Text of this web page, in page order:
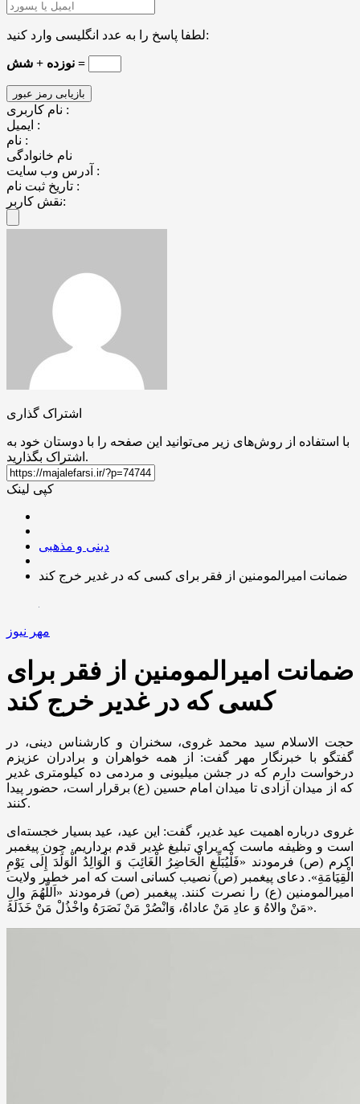
لطفا پاسخ را به عدد انگلیسی وارد کنید:
نوزده + شش =
نام کاربری :
ایمیل :
نام :
نام خانوادگی
آدرس وب سایت :
تاریخ ثبت نام :
نقش کاربر:
اشتراک گذاری
با استفاده از روش‌های زیر می‌توانید این صفحه را با دوستان خود به
اشتراک بگذارید.
کپی لینک
دینی و مذهبی
ضمانت امیرالمومنین از فقر برای کسی که در غدیر خرج کند
مهر نیوز
ضمانت امیرالمومنین از فقر برای
کسی که در غدیر خرج کند
حجت الاسلام سید محمد غروی، سخنران و کارشناس دینی، در
گفتگو با خبرنگار مهر گفت: از همه خواهران و برادران عزیزم
درخواست دارم که در جشن میلیونی و مردمی ده کیلومتری غدیر
که از میدان آزادی تا میدان امام حسین (ع) برقرار است، حضور پیدا
کنند.
غروی درباره اهمیت عید غدیر، گفت: این عید، عید بسیار خجسته‌ای
است و وظیفه ماست که برای تبلیغ غدیر قدم برداریم. چون پیغمبر
اکرم (ص) فرمودند «فَلْیُبَلِّغِ الْحَاضِرُ الْغَائِبَ وَ الْوَالِدُ الْوَلَدَ إِلَی یَوْمِ
الْقِیَامَةِ». دعای پیغمبر (ص) نصیب کسانی است که امر خطیر ولایت
امیرالمومنین (ع) را نصرت کنند. پیغمبر (ص) فرمودند «اَللَّهُمَ والِ
مَنْ والاهُ وَ عادِ مَنْ عاداهُ، وَانْصُرْ مَنْ نَصَرَهُ واخْذُلْ مَنْ خَذَلَهُ».